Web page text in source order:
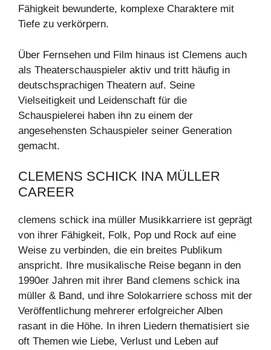
Fähigkeit bewunderte, komplexe Charaktere mit
Tiefe zu verkörpern.
Über Fernsehen und Film hinaus ist Clemens auch
als Theaterschauspieler aktiv und tritt häufig in
deutschsprachigen Theatern auf. Seine
Vielseitigkeit und Leidenschaft für die
Schauspielerei haben ihn zu einem der
angesehensten Schauspieler seiner Generation
gemacht.
CLEMENS SCHICK INA MÜLLER
CAREER
clemens schick ina müller Musikkarriere ist geprägt
von ihrer Fähigkeit, Folk, Pop und Rock auf eine
Weise zu verbinden, die ein breites Publikum
anspricht. Ihre musikalische Reise begann in den
1990er Jahren mit ihrer Band clemens schick ina
müller & Band, und ihre Solokarriere schoss mit der
Veröffentlichung mehrerer erfolgreicher Alben
rasant in die Höhe. In ihren Liedern thematisiert sie
oft Themen wie Liebe, Verlust und Leben auf